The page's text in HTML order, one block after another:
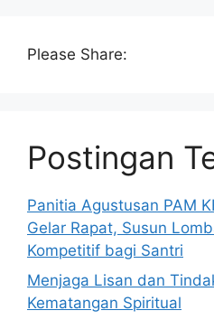
Please Share:
Postingan
Panitia Agustusan PAM
Gelar Rapat, Susun
Kompetitif bagi Santri
Menjaga Lisan dan
Kematangan Spiritual